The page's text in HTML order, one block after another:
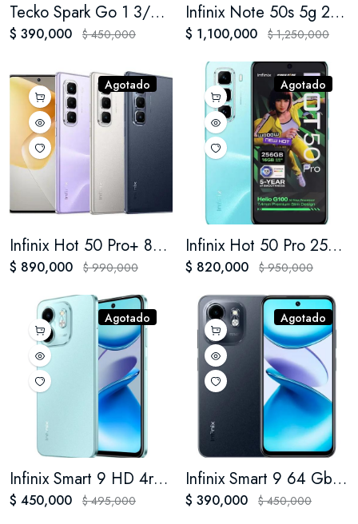
Tecko Spark Go 1 3/64 Blanco - Negro
$ 390,000 $ 450,000
Infinix Note 50s 5g 256 Gb 8+8 Ram
$ 1,100,000 $ 1,250,000
Agotado
Infinix Hot 50 Pro+ 8+8gb/256gb
$ 890,000 $ 990,000
Agotado
Infinix Hot 50 Pro 256 GB/8+8 GB de RAM
$ 820,000 $ 950,000
Agotado
Infinix Smart 9 HD 4ram 128gb
$ 450,000 $ 495,000
Agotado
Infinix Smart 9 64 Gb 3+3 Gb Ram
$ 390,000 $ 450,000